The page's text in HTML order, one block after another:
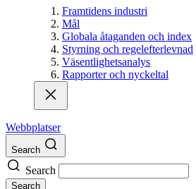
Framtidens industri
Mål
Globala åtaganden och index
Styrning och regelefterlevnad
Väsentlighetsanalys
Rapporter och nyckeltal
Webbplatser
Search
Search
Search